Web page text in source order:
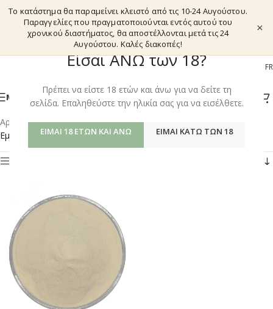
Είσαι ΑΝΩ των 18?
Πρέπει να είστε 18 ετών και άνω για να δείτε τη
σελίδα. Επαληθεύστε την ηλικία σας για να εισέλθετε.
ΕΊΜΑΙ 18 ΕΤΏΝ ΚΑΙ ΆΝΩ ΕΊΜΑΙ ΚΆΤΩ ΤΩΝ 18
Το κατάστημα θα παραμείνει κλειστό από τις 10-24 Αυγούστου.
Παραγγελίες που πραγματοποιούνται εντός αυτού του
χρονικού διαστήματος, θα αποστέλλονται μετά τις 24
Αυγούστου. Καλές διακοπές!
×
EL FR
ΜΕΝΟΎ
Αρχική σελίδα/Shop/Προϊόντα με ετικέτα “GENISTEIN”
Εμφάνιση του μοναδικού αποτελέσματος